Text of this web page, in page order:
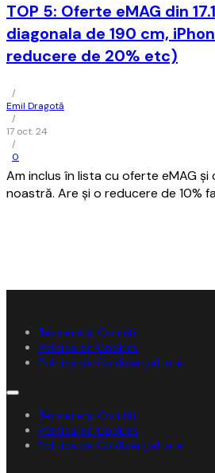
TOP 5: Oferte eMAG din
diagonala de 190 cm,
reducere de 20% etc)
/
Emil Dragotă
/
17 oct. 24
/
0
Am inclus în lista cu oferte eMAG
noastră. Are și o reducere de 10%
Termene și Condiții
Politica de Cookies
Politica de Confidențialitate
Termene și Condiții
Politica de Cookies
Politica de Confidențialitate